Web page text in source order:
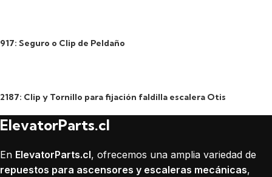
917: Seguro o Clip de Peldaño
2187: Clip y Tornillo para fijación faldilla escalera Otis
ElevatorParts.cl
En ElevatorParts.cl, ofrecemos una amplia variedad de
repuestos para ascensores y escaleras mecánicas,